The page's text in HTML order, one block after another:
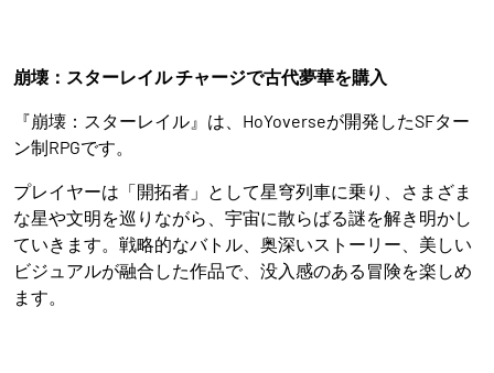
崩壊：スターレイル チャージで古代夢華を購入
『崩壊：スターレイル』は、HoYoverseが開発したSFター
ン制RPGです。
プレイヤーは「開拓者」として星穹列車に乗り、さまざま
な星や文明を巡りながら、宇宙に散らばる謎を解き明かし
ていきます。戦略的なバトル、奥深いストーリー、美しい
ビジュアルが融合した作品で、没入感のある冒険を楽しめ
ます。